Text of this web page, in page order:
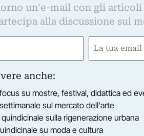
un'e-mail con gli articoli
alla discussione sul
Email
anche:
su mostre, festival, didattica ed
sul mercato dell'arte
quindicinale sulla rigenerazione urbana
su moda e cultura